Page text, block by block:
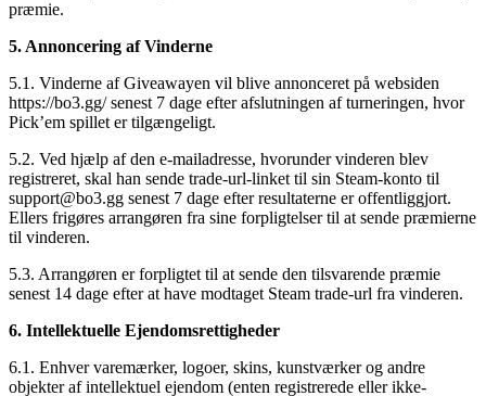
præmie.
5. Annoncering af Vinderne
5.1. Vinderne af Giveawayen vil blive annonceret på websiden
https://bo3.gg/ senest 7 dage efter afslutningen af turneringen, hvor
Pick’em spillet er tilgængeligt.
5.2. Ved hjælp af den e-mailadresse, hvorunder vinderen blev
registreret, skal han sende trade-url-linket til sin Steam-konto til
support@bo3.gg senest 7 dage efter resultaterne er offentliggjort.
Ellers frigøres arrangøren fra sine forpligtelser til at sende præmierne
til vinderen.
5.3. Arrangøren er forpligtet til at sende den tilsvarende præmie
senest 14 dage efter at have modtaget Steam trade-url fra vinderen.
6. Intellektuelle Ejendomsrettigheder
6.1. Enhver varemærker, logoer, skins, kunstværker og andre
objekter af intellektuel ejendom (enten registrerede eller ikke-